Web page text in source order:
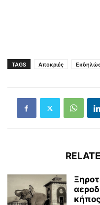
TAGS Αποκριές